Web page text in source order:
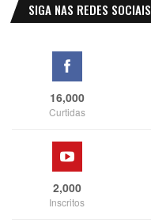
SIGA NAS REDES SOCIAIS
16,000
Curtidas
2,000
Inscritos